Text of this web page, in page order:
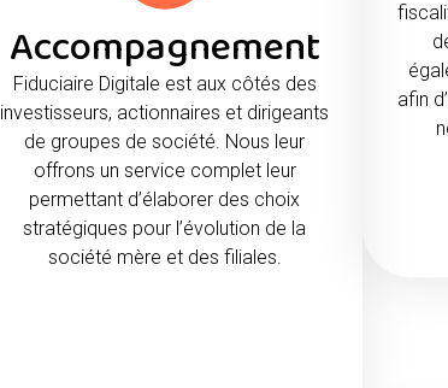
Accompagnement
Fiduciaire Digitale est aux côtés des
investisseurs, actionnaires et dirigeants
de groupes de société. Nous leur
offrons un service complet leur
permettant d’élaborer des choix
stratégiques pour l’évolution de la
société mère et des filiales.
afin